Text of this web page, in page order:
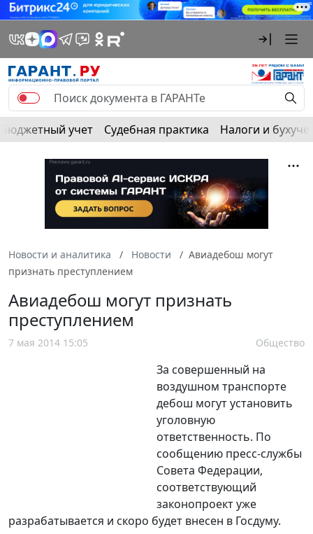
Бюджетный учет Судебная практика Налоги и
Новости и аналитика Новости
Авиадебош могут
признать преступлением
Авиадебош могут признать
преступлением
7 мая 2014 15:05 Общество
За совершенный на
воздушном транспорте
дебош могут установить
уголовную
ответственность. По
сообщению пресс-службы
Совета Федерации,
соответствующий
законопроект уже
разрабатывается и скоро будет внесен в Госдуму.